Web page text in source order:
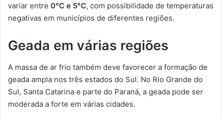
variar entre 0°C e 5°C, com possibilidade de temperaturas
negativas em municípios de diferentes regiões.
Geada em várias regiões
A massa de ar frio também deve favorecer a formação de
geada ampla nos três estados do Sul. No Rio Grande do
Sul, Santa Catarina e parte do Paraná, a geada pode ser
moderada a forte em várias cidades.